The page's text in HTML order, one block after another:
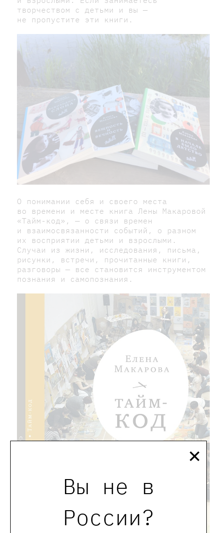
Вы не в
России?
×
творчеством с детьми и вы —
не пропустите эти книги.
О понимании себя и своего места
во времени и месте книга Лены Макаровой
«Тайм-код», — о связи времен
и взаимосвязанности событий, о разном
их восприятии детьми и взрослыми.
Случаи из жизни, исследования, письма,
рисунки, встречи, прочитанные книги,
разговоры — все становится инструментом
познания и самопознания.